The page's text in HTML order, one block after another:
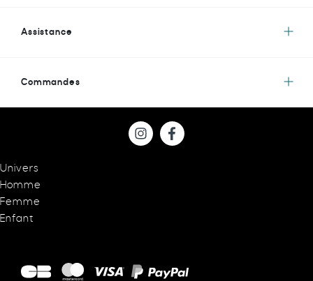
Assistance
Commandes
Univers
Homme
Femme
Enfant